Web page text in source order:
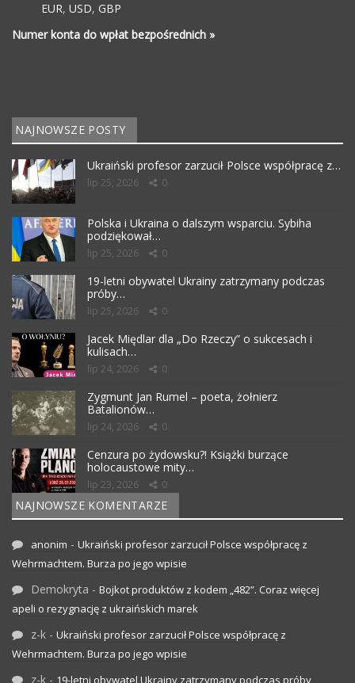
EUR, USD, GBP
Numer konta do wpłat bezpośrednich »
NAJNOWSZE POSTY
Ukraiński profesor zarzucił Polsce współpracę z…
lip 25, 2026 0
Polska i Ukraina o dalszym wsparciu. Sybiha
podziękował…
lip 25, 2026 0
19-letni obywatel Ukrainy zatrzymany podczas
próby…
lip 25, 2026 0
Jacek Międlar dla „Do Rzeczy” o sukcesach i
kulisach…
lip 24, 2026 0
Zygmunt Jan Rumel – poeta, żołnierz
Batalionów…
lip 24, 2026 0
Cenzura po żydowsku?! Książki burzące
holocaustowe mity…
lip 23, 2026 0
NAJNOWSZE KOMENTARZE
anonim - Ukraiński profesor zarzucił Polsce współpracę z
Wehrmachtem. Burza po jego wpisie
Demokryta - Bojkot produktów z kodem „482”. Coraz więcej
apeli o rezygnację z ukraińskich marek
z-k - Ukraiński profesor zarzucił Polsce współpracę z
Wehrmachtem. Burza po jego wpisie
z-k - 19-letni obywatel Ukrainy zatrzymany podczas próby